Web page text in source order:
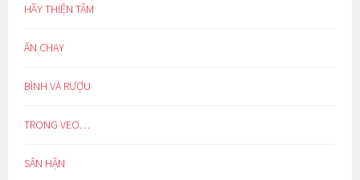
HÃY THIỆN TÂM
ĂN CHAY
BÌNH VÀ RƯỢU
TRONG VEO…
SÂN HẬN